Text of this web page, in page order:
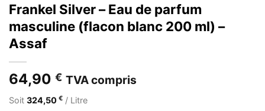
Frankel Silver – Eau de parfum
masculine (flacon blanc 200 ml) –
Assaf
64,90 € TVA compris
Soit 324,50 € / Litre